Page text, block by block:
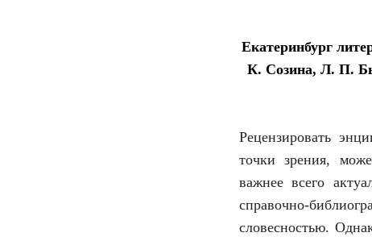
Екатеринбург
К. Созина, Л. П.
Рецензировать
точки зрения,
важнее всего
справочно-
словесностью.